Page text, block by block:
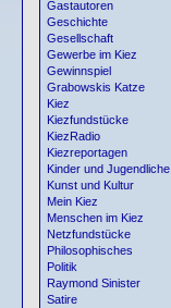
Gastautoren
Geschichte
Gesellschaft
Gewerbe im Kiez
Gewinnspiel
Grabowskis Katze
Kiez
Kiezfundstücke
KiezRadio
Kiezreportagen
Kinder und Jugendliche
Kunst und Kultur
Mein Kiez
Menschen im Kiez
Netzfundstücke
Philosophisches
Politik
Raymond Sinister
Satire